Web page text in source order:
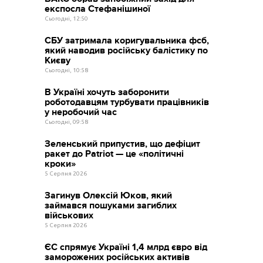
експосла Стефанішиної
Сьогодні, 12:50
СБУ затримала коригувальника фсб,
який наводив російську балістику по
Києву
Сьогодні, 10:58
В Україні хочуть заборонити
роботодавцям турбувати працівників
у неробочий час
Сьогодні, 09:58
Зеленський припустив, що дефіцит
ракет до Patriot — це «політичні
кроки»
5 Серпня 2026
Загинув Олексій Юков, який
займався пошуками загиблих
військових
5 Серпня 2026
ЄС спрямує Україні 1,4 млрд євро від
заморожених російських активів